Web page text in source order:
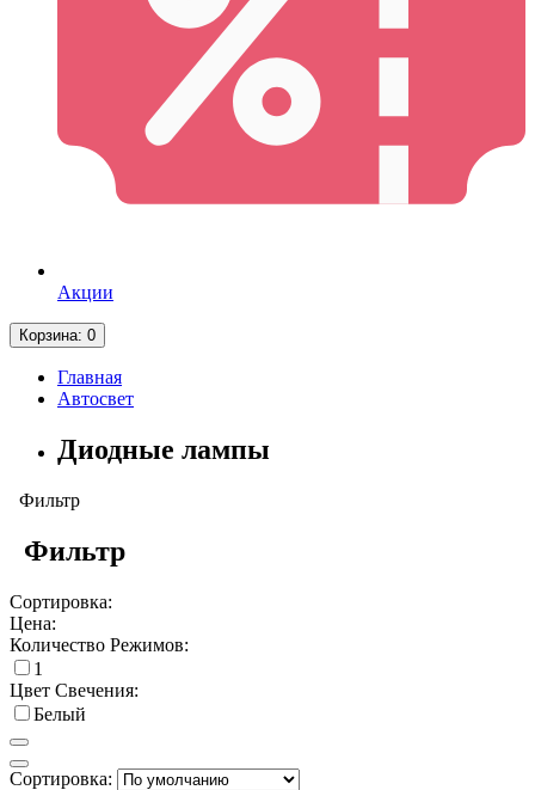
Акции
Корзина: 0
Главная
Автосвет
Диодные лампы
Фильтр
Фильтр
Сортировка:
Цена:
Количество Режимов:
1
Цвет Свечения:
Белый
Сортировка: